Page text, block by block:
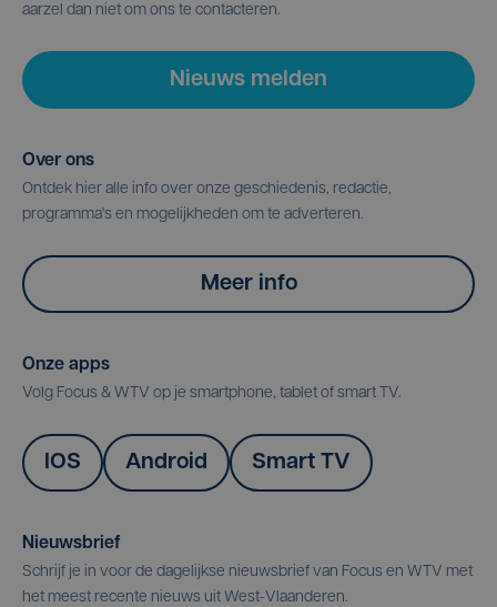
aarzel dan niet om ons te contacteren.
Nieuws melden
Over ons
Ontdek hier alle info over onze geschiedenis, redactie,
programma's en mogelijkheden om te adverteren.
Meer info
Onze apps
Volg Focus & WTV op je smartphone, tablet of smart TV.
IOS Android Smart TV
Nieuwsbrief
Schrijf je in voor de dagelijkse nieuwsbrief van Focus en WTV met
het meest recente nieuws uit West-Vlaanderen.